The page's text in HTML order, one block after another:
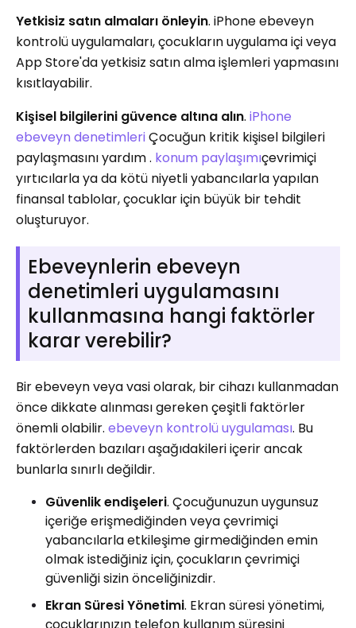
Yetkisiz satın almaları önleyin. iPhone ebeveyn
kontrolü uygulamaları, çocukların uygulama içi veya
App Store'da yetkisiz satın alma işlemleri yapmasını
kısıtlayabilir.
Kişisel bilgilerini güvence altına alın. iPhone
ebeveyn denetimleriÇocuğun kritik kişisel bilgileri
paylaşmasını yardım . konum paylaşımıçevrimiçi
yırtıcılarla ya da kötü niyetli yabancılarla yapılan
finansal tablolar, çocuklar için büyük bir tehdit
oluşturuyor.
Ebeveynlerin ebeveyn
denetimleri uygulamasını
kullanmasına hangi faktörler
karar verebilir?
Bir ebeveyn veya vasi olarak, bir cihazı kullanmadan
önce dikkate alınması gereken çeşitli faktörler
önemli olabilir. ebeveyn kontrolü uygulaması. Bu
faktörlerden bazıları aşağıdakileri içerir ancak
bunlarla sınırlı değildir.
Güvenlik endişeleri. Çocuğunuzun uygunsuz
içeriğe erişmediğinden veya çevrimiçi
yabancılarla etkileşime girmediğinden emin
olmak istediğiniz için, çocukların çevrimiçi
güvenliği sizin önceliğinizdir.
Ekran Süresi Yönetimi. Ekran süresi yönetimi,
çocuklarınızın telefon kullanım süresini